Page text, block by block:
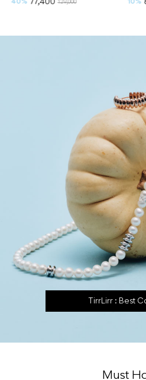
40% 77,400 129,000 10%
TirrLirr : Best
Must